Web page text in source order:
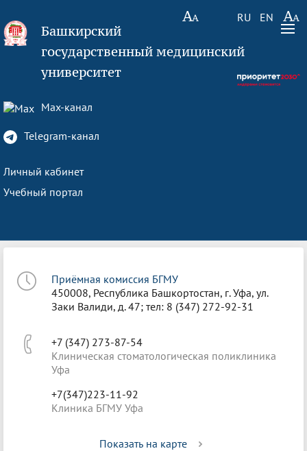
RU EN
Башкирский
государственный медицинский
университет
Max-канал
Telegram-канал
Личный кабинет
Учебный портал
Приёмная комиссия БГМУ
450008, Республика Башкортостан, г. Уфа, ул.
Заки Валиди, д. 47; тел: 8 (347) 272-92-31
+7 (347) 273-87-54
Клиническая стоматологическая поликлиника
Уфа
+7(347)223-11-92
Клиника БГМУ Уфа
Показать на карте